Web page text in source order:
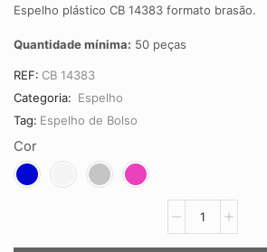
Espelho plástico CB 14383 formato brasão.
Quantidade mínima: 50 peças
REF: CB 14383
Categoria: Espelho
Tag: Espelho de Bolso
Cor
Plástico